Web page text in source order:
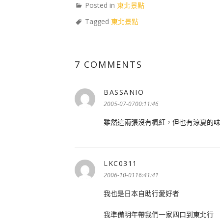
Posted in 東北景點
Tagged 東北景點
7 COMMENTS
BASSANIO
示:
2005-07-0700:11:46
雖然這兩張沒有楓紅，但也有涼夏的
LKC0311
示:
2006-10-0116:41:41
我也是日本自助行愛好者
我準備明年帶我們一家四口到東北行